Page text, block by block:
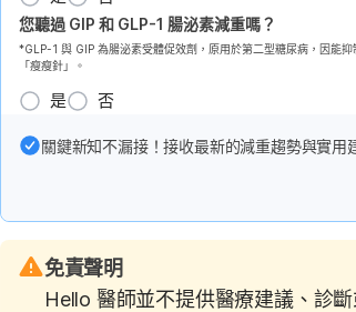
您聽過 GIP 和 GLP-1 腸泌素減重嗎？
*GLP-1 與 GIP 為腸泌素受體促效劑，原用於第二型糖尿病，因能
「瘦瘦針」。
是 否
關鍵新知不漏接！接收最新的減重趨勢與實用
免責聲明
Hello 醫師並不提供醫療建議、診斷